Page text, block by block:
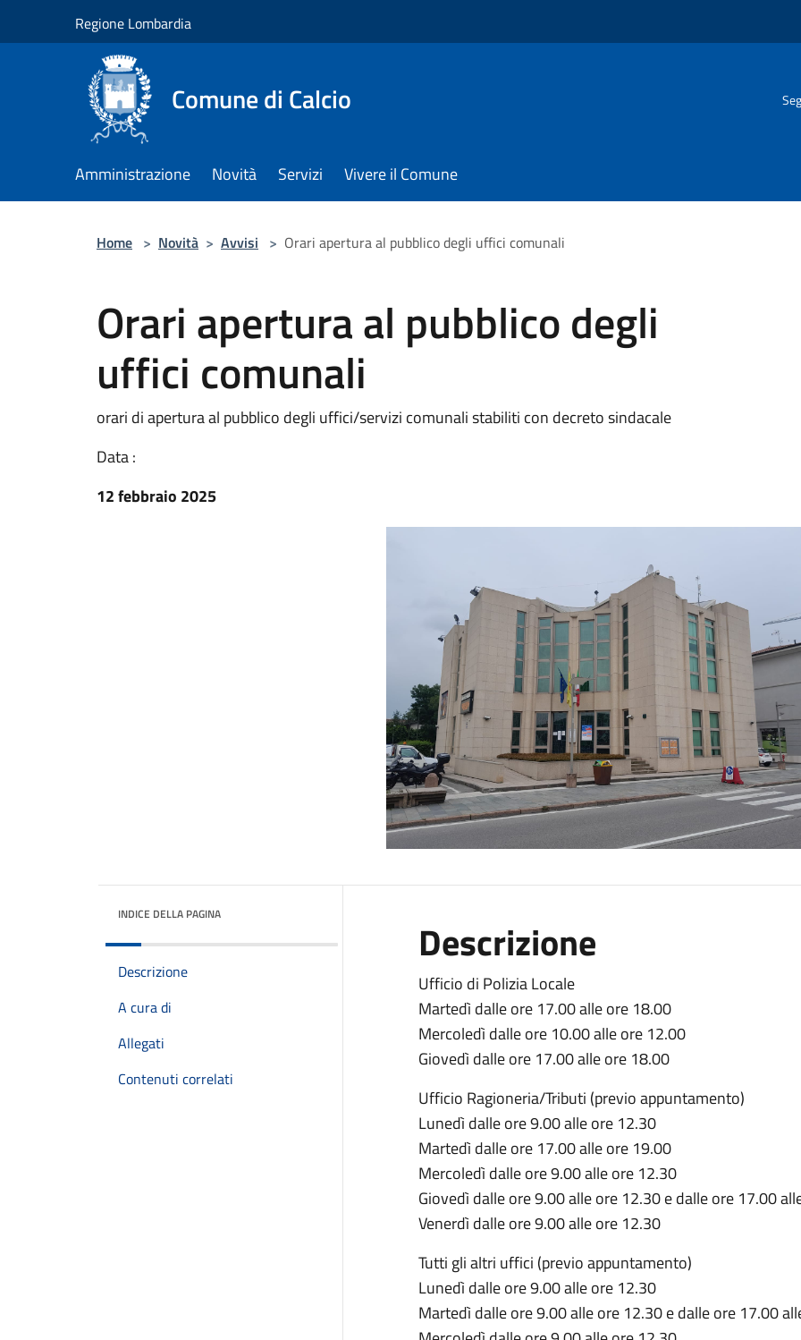
Regione Lombardia
Comune di Calcio
Amministrazione Novità Servizi Vivere il Comune
Home > Novità > Avvisi > Orari apertura al pubblico degli uffici comunali
Orari apertura al pubblico degli
uffici comunali
orari di apertura al pubblico degli uffici/servizi comunali stabiliti con decreto sindacale
Data :
12 febbraio 2025
INDICE DELLA PAGINA
Descrizione
A cura di
Allegati
Contenuti correlati
Descrizione
Ufficio di Polizia Locale
Martedì dalle ore 17.00 alle ore 18.00
Mercoledì dalle ore 10.00 alle ore 12.00
Giovedì dalle ore 17.00 alle ore 18.00
Ufficio Ragioneria/Tributi (previo appuntamento)
Lunedì dalle ore 9.00 alle ore 12.30
Martedì dalle ore 17.00 alle ore 19.00
Mercoledì dalle ore 9.00 alle ore 12.30
Giovedì dalle ore 9.00 alle ore 12.30 e dalle ore 17.00
Venerdì dalle ore 9.00 alle ore 12.30
Tutti gli altri uffici (previo appuntamento)
Lunedì dalle ore 9.00 alle ore 12.30
Martedì dalle ore 9.00 alle ore 12.30 e dalle ore 17.00